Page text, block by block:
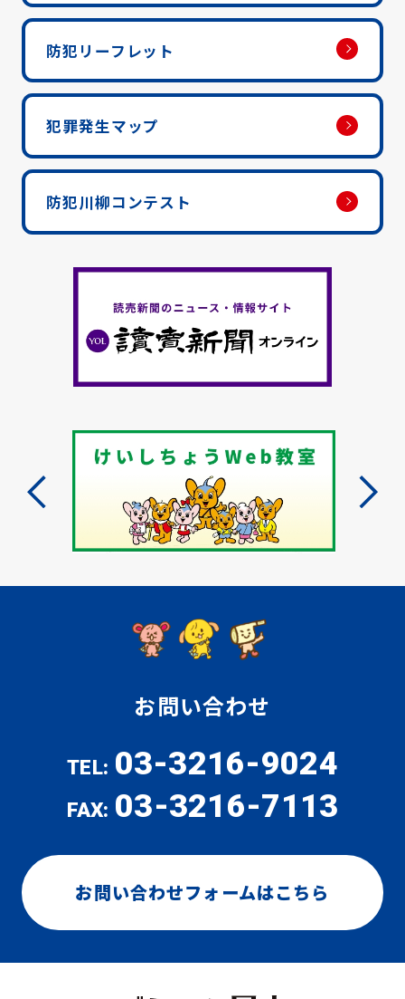
防犯リーフレット
犯罪発生マップ
防犯川柳コンテスト
お問い合わせ
TEL: 03-3216-9024
FAX: 03-3216-7113
お問い合わせフォームはこちら